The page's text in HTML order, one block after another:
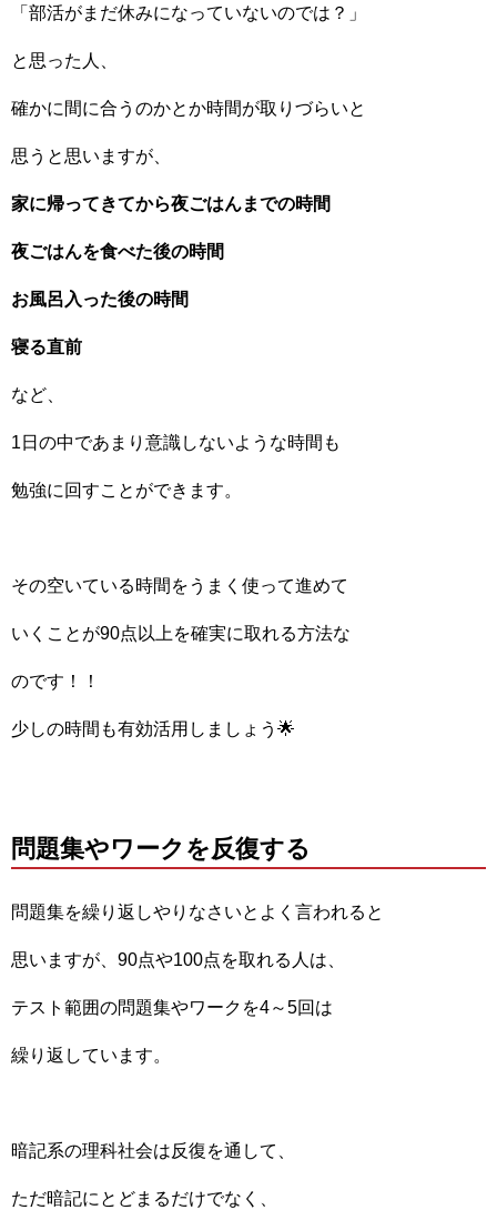
「部活がまだ休みになっていないのでは？」
と思った人、
確かに間に合うのかとか時間が取りづらいと
思うと思いますが、
家に帰ってきてから夜ごはんまでの時間
夜ごはんを食べた後の時間
お風呂入った後の時間
寝る直前
など、
1日の中であまり意識しないような時間も
勉強に回すことができます。
その空いている時間をうまく使って進めて
いくことが90点以上を確実に取れる方法な
のです！！
少しの時間も有効活用しましょう🌟
問題集やワークを反復する
問題集を繰り返しやりなさいとよく言われると
思いますが、90点や100点を取れる人は、
テスト範囲の問題集やワークを4～5回は
繰り返しています。
暗記系の理科社会は反復を通して、
ただ暗記にとどまるだけでなく、